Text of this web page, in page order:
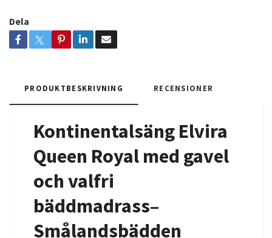
Dela
PRODUKTBESKRIVNING RECENSIONER
Kontinentalsäng Elvira
Queen Royal med gavel
och valfri
bäddmadrass–
Smålandsbädden